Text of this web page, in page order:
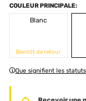
COULEUR PRINCIPALE:
Blanc
Bientôt de retour
Que signifient les